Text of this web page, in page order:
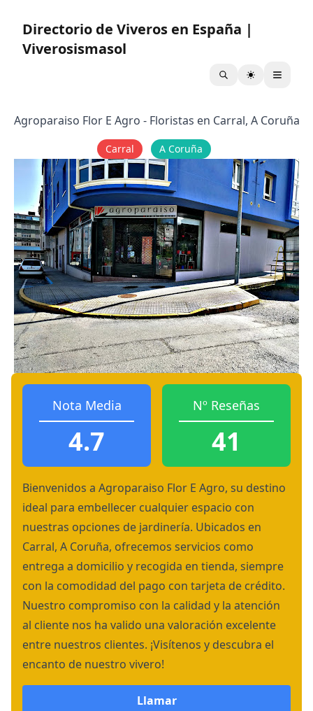
Directorio de Viveros en España |
Viverosismasol
Agroparaiso Flor E Agro - Floristas en Carral, A Coruña
Carral A Coruña
Nota Media
4.7
Nº Reseñas
41
Bienvenidos a Agroparaiso Flor E Agro, su destino
ideal para embellecer cualquier espacio con
nuestras opciones de jardinería. Ubicados en
Carral, A Coruña, ofrecemos servicios como
entrega a domicilio y recogida en tienda, siempre
con la comodidad del pago con tarjeta de crédito.
Nuestro compromiso con la calidad y la atención
al cliente nos ha valido una valoración excelente
entre nuestros clientes. ¡Visítenos y descubra el
encanto de nuestro vivero!
Llamar